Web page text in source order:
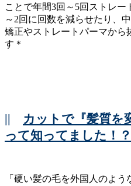
ことで年間3回～5回ストレー
～2回に回数を減らせたり、
矯正やストレートパーマから
す＊
|| カットで『髪質を
って知ってました！？
「硬い髪の毛を外国人のよ